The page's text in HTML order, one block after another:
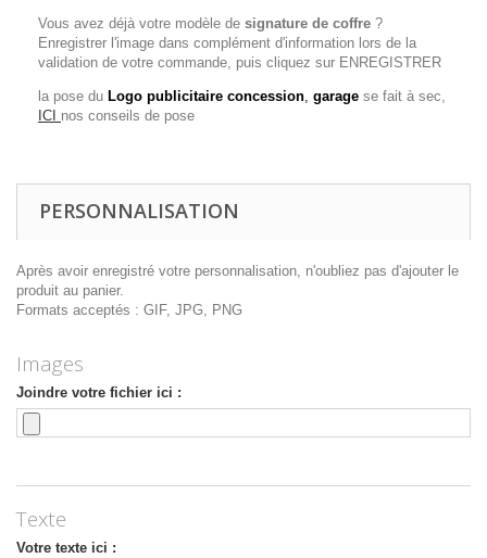
Vous avez déjà votre modèle de signature de coffre ?
Enregistrer l'image dans complément d'information lors de la
validation de votre commande, puis cliquez sur ENREGISTRER
la pose du Logo publicitaire concession, garage se fait à sec,
ICI nos conseils de pose
PERSONNALISATION
Après avoir enregistré votre personnalisation, n'oubliez pas d'ajouter le
produit au panier.
Formats acceptés : GIF, JPG, PNG
Images
Joindre votre fichier ici :
Texte
Votre texte ici :